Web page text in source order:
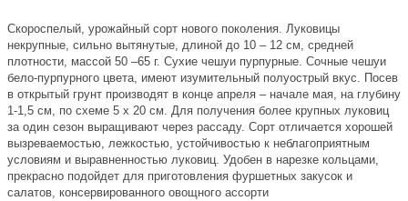
Скороспелый, урожайный сорт нового поколения. Луковицы
некрупные, сильно вытянутые, длиной до 10 – 12 см, средней
плотности, массой 50 –65 г. Сухие чешуи пурпурные. Сочные чешуи
бело-пурпурного цвета, имеют изумительный полуострый вкус. Посев
в открытый грунт производят в конце апреля – начале мая, на глубину
1-1,5 см, по схеме 5 х 20 см. Для получения более крупных луковиц
за один сезон выращивают через рассаду. Сорт отличается хорошей
вызреваемостью, лежкостью, устойчивостью к неблагоприятным
условиям и выравненностью луковиц. Удобен в нарезке кольцами,
прекрасно подойдет для приготовления фуршетных закусок и
салатов, консервированного овощного ассорти